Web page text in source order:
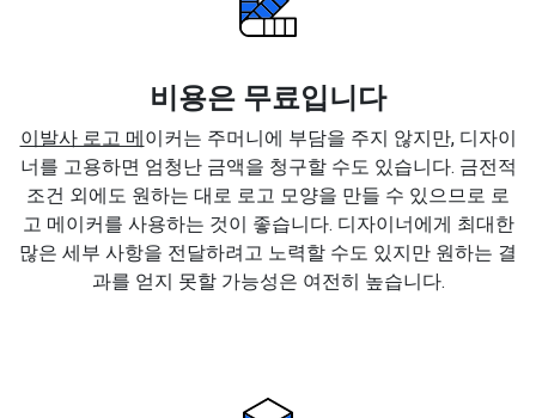
비용은 무료입니다
이발사 로고 메이커는 주머니에 부담을 주지 않지만, 디자이
너를 고용하면 엄청난 금액을 청구할 수도 있습니다. 금전적
조건 외에도 원하는 대로 로고 모양을 만들 수 있으므로 로
고 메이커를 사용하는 것이 좋습니다. 디자이너에게 최대한
많은 세부 사항을 전달하려고 노력할 수도 있지만 원하는 결
과를 얻지 못할 가능성은 여전히 높습니다.